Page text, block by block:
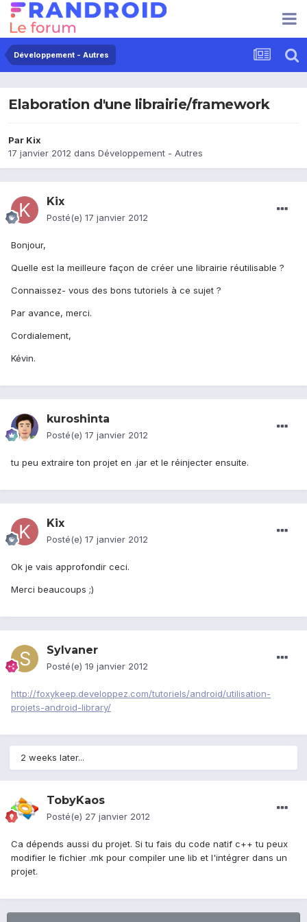
Développement - Autres
Elaboration d'une librairie/framework
Par Kix
17 janvier 2012 dans Développement - Autres
Kix
Posté(e) 17 janvier 2012
Bonjour,
Quelle est la meilleure façon de créer une librairie réutilisable ?
Connaissez- vous des bons tutoriels à ce sujet ?
Par avance, merci.
Cordialement,
Kévin.
kuroshinta
Posté(e) 17 janvier 2012
tu peu extraire ton projet en .jar et le réinjecter ensuite.
Kix
Posté(e) 17 janvier 2012
Ok je vais approfondir ceci.
Merci beaucoups ;)
Sylvaner
Posté(e) 19 janvier 2012
http://foxykeep.developpez.com/tutoriels/android/utilisation-
projets-android-library/
2 weeks later...
TobyKaos
Posté(e) 27 janvier 2012
Ca dépends aussi du projet. Si tu fais du code natif c++ tu peux
modifier le fichier .mk pour compiler une lib et l'intégrer dans un
projet.